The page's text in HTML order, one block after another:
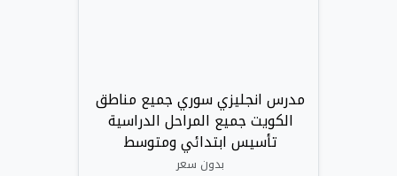
مدرس انجليزي سوري جميع مناطق
الكويت جميع المراحل الدراسية
تأسيس ابتدائي ومتوسط
بدون سعر